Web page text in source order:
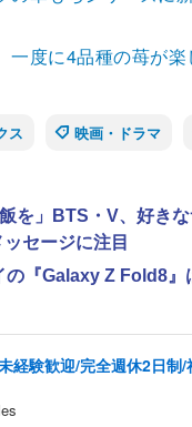
一度に4品種の苺が
ス
映画・ドラマ
を」BTS・V、好き
セージに注目
の『Galaxy Z Fold8』
経験歓迎/完全週休2日制/